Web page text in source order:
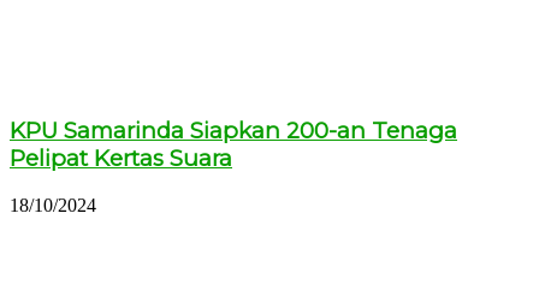
KPU Samarinda Siapkan 200-an Tenaga
Pelipat Kertas Suara
18/10/2024